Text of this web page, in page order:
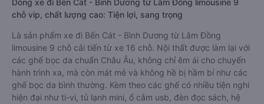
Dòng xe đi Bến Cát - Bình Dương từ Lâm Đồng limousine 9
chỗ vip, chất lượng cao: Tiện lợi, sang trọng
Là sản phẩm xe đi Bến Cát - Bình Dương từ Lâm Đồng
limousine 9 chỗ cải tiến từ xe 16 chỗ. Nội thất được làm lại với
các ghế bọc da chuẩn Châu Âu, không chỉ êm ái cho chuyến
hành trình xa, mà còn mát mẻ và không hề bị hầm bí như các
ghế bọc da bình thường. Kèm theo các ghế có nhiều tiện nghi
hiện đại như ti-vi, tủ lạnh mini, ổ cắm usb, đèn đọc sách, hệ